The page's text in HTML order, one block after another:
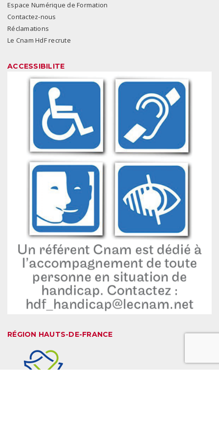
Espace Numérique de Formation
Contactez-nous
Réclamations
Le Cnam HdF recrute
ACCESSIBILITE
RÉGION HAUTS-DE-FRANCE